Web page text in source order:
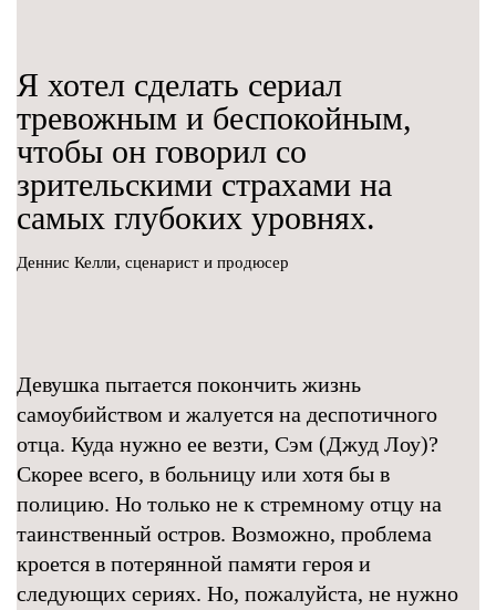
Я хотел сделать сериал
тревожным и беспокойным,
чтобы он говорил со
зрительскими страхами на
самых глубоких уровнях.
Деннис Келли, сценарист и продюсер
Девушка пытается покончить жизнь
самоубийством и жалуется на деспотичного
отца. Куда нужно ее везти, Сэм (Джуд Лоу)?
Скорее всего, в больницу или хотя бы в
полицию. Но только не к стремному отцу на
таинственный остров. Возможно, проблема
кроется в потерянной памяти героя и
следующих сериях. Но, пожалуйста, не нужно